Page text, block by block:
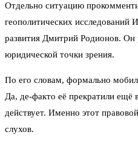
Отдельно ситуацию
геополитических исследований
развития Дмитрий Родионов. Он
юридической точки зрения.
По его словам, формально
Да, де-факто её прекратили ещё
действует. Именно этот
слухов.